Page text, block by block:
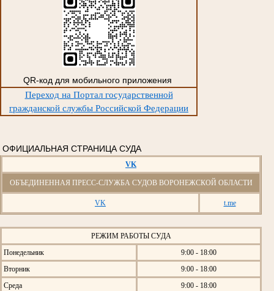
QR-код для мобильного приложения
Переход на Портал государственной
гражданской службы Российской Федерации
ОФИЦИАЛЬНАЯ СТРАНИЦА СУДА
VK
ОБЪЕДИНЕННАЯ ПРЕСС-СЛУЖБА СУДОВ ВОРОНЕЖСКОЙ ОБЛАСТИ
VK t.me
РЕЖИМ РАБОТЫ СУДА
Понедельник
9:00 - 18:00
Вторник
9:00 - 18:00
Среда
9:00 - 18:00